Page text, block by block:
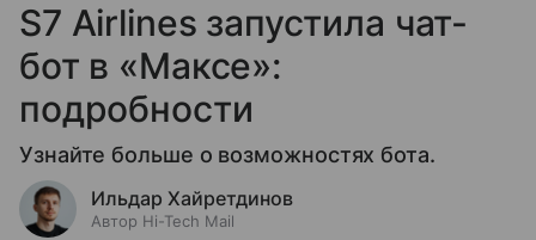
S7 Airlines запустила чат-
бот в «Максе»:
подробности
Узнайте больше о возможностях бота.
Ильдар Хайретдинов
Автор Hi-Tech Mail